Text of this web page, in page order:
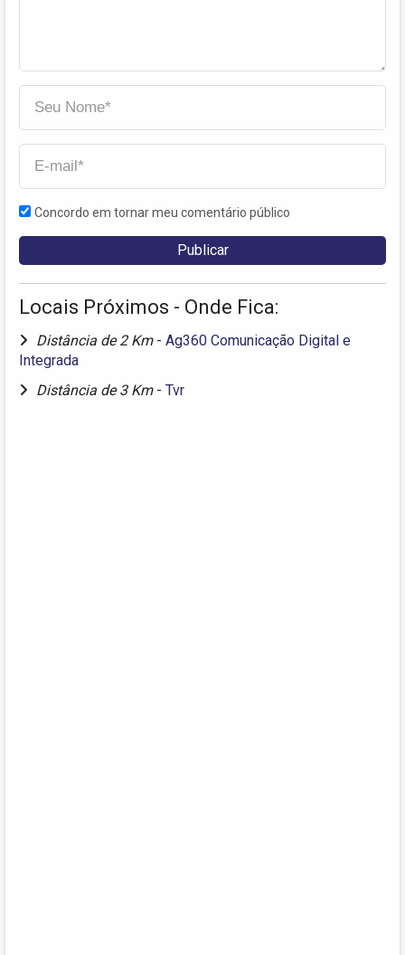
Concordo em tornar meu comentário público
Locais Próximos - Onde Fica:
Distância de 2 Km - Ag360 Comunicação Digital e
Integrada
Distância de 3 Km - Tvr